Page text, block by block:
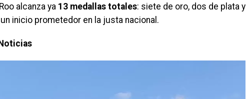
alcanza ya 13 medallas totales: siete de oro, dos de plata y
inicio prometedor en la justa nacional.